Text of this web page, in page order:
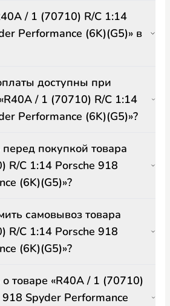
/ 1 (70710) R/C 1:14
Performance (6K)(G5)» в
доступны при
/ 1 (70710) R/C 1:14
Performance (6K)(G5)»?
покупкой товара
R/C 1:14 Porsche 918
(6K)(G5)»?
самовывоз товара
R/C 1:14 Porsche 918
(6K)(G5)»?
товаре «R40A / 1 (70710)
918 Spyder Performance